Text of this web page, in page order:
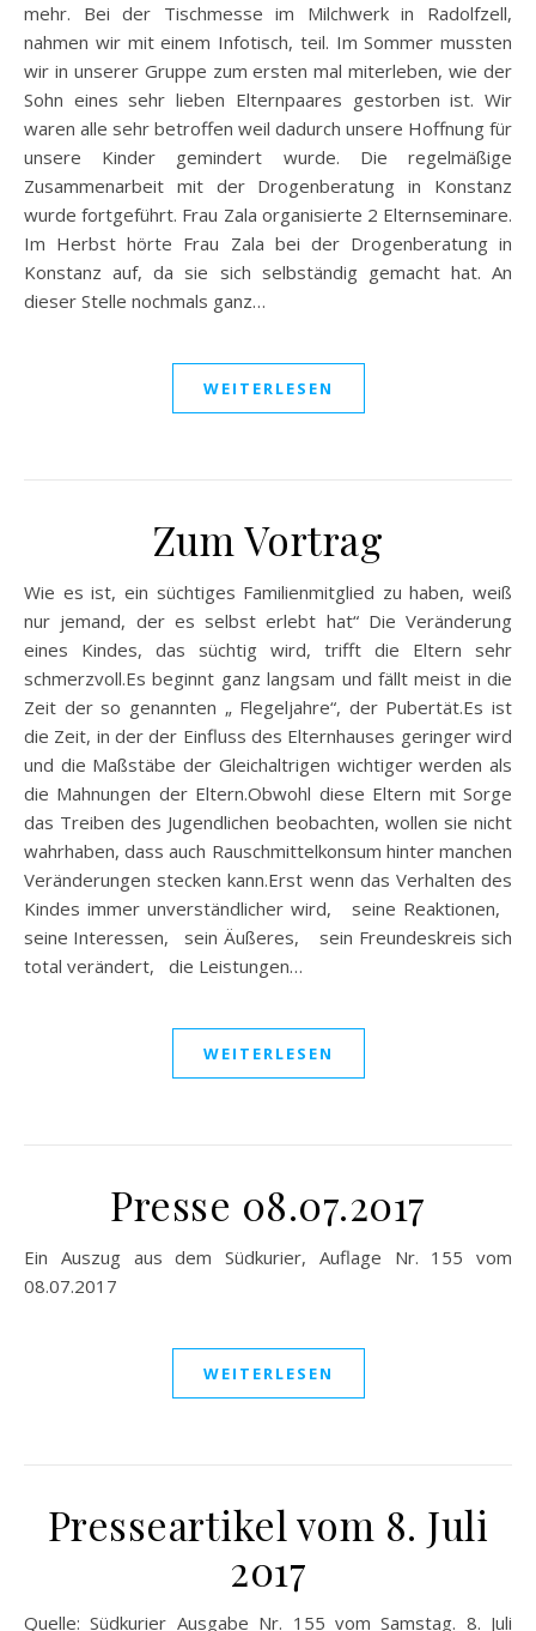
mehr. Bei der Tischmesse im Milchwerk in Radolfzell,
nahmen wir mit einem Infotisch, teil. Im Sommer mussten
wir in unserer Gruppe zum ersten mal miterleben, wie der
Sohn eines sehr lieben Elternpaares gestorben ist. Wir
waren alle sehr betroffen weil dadurch unsere Hoffnung für
unsere Kinder gemindert wurde. Die regelmäßige
Zusammenarbeit mit der Drogenberatung in Konstanz
wurde fortgeführt. Frau Zala organisierte 2 Elternseminare.
Im Herbst hörte Frau Zala bei der Drogenberatung in
Konstanz auf, da sie sich selbständig gemacht hat. An
dieser Stelle nochmals ganz…
WEITERLESEN
Zum Vortrag
Wie es ist, ein süchtiges Familienmitglied zu haben, weiß
nur jemand, der es selbst erlebt hat“ Die Veränderung
eines Kindes, das süchtig wird, trifft die Eltern sehr
schmerzvoll.Es beginnt ganz langsam und fällt meist in die
Zeit der so genannten „ Flegeljahre“, der Pubertät.Es ist
die Zeit, in der der Einfluss des Elternhauses geringer wird
und die Maßstäbe der Gleichaltrigen wichtiger werden als
die Mahnungen der Eltern.Obwohl diese Eltern mit Sorge
das Treiben des Jugendlichen beobachten, wollen sie nicht
wahrhaben, dass auch Rauschmittelkonsum hinter manchen
Veränderungen stecken kann.Erst wenn das Verhalten des
Kindes immer unverständlicher wird, seine Reaktionen,
seine Interessen, sein Äußeres, sein Freundeskreis sich
total verändert, die Leistungen…
WEITERLESEN
Presse 08.07.2017
Ein Auszug aus dem Südkurier, Auflage Nr. 155 vom
08.07.2017
WEITERLESEN
Presseartikel vom 8. Juli
2017
Quelle: Südkurier Ausgabe Nr. 155 vom Samstag. 8. Juli